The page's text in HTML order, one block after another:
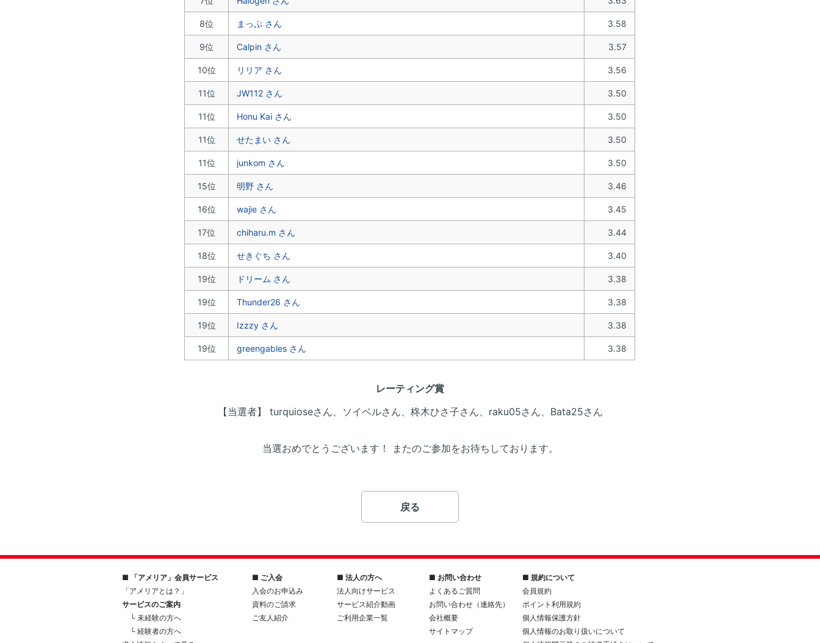
8位 まっぷ さん 3.58
9位 Calpin さん 3.57
10位 リリア さん 3.56
11位 JW112 さん 3.50
11位 Honu Kai さん 3.50
11位 せたまい さん 3.50
11位 junkom さん 3.50
15位 明野 さん 3.46
16位 wajie さん 3.45
17位 chiharu.m さん 3.44
18位 せきぐち さん 3.40
19位 ドリーム さん 3.38
19位 Thunder26 さん 3.38
19位 Izzzy さん 3.38
19位 greengables さん 3.38
レーティング賞
【当選者】 turquioseさん、ソイベルさん、柊木ひさ子さん、raku05さん、Bata25さん
当選おめでとうございます！ またのご参加をお待ちしております。
戻る
■ 「アメリア」会員サービス
「アメリアとは？」
サービスのご案内
└ 未経験の方へ
└ 経験者の方へ
■ ご入会
入会のお申込み
資料のご請求
ご友人紹介
■ 法人の方へ
法人向けサービス
サービス紹介動画
ご利用企業一覧
■ お問い合わせ
よくあるご質問
お問い合わせ（連絡先）
会社概要
サイトマップ
■ 規約について
会員規約
ポイント利用規約
個人情報保護方針
個人情報のお取り扱いについて